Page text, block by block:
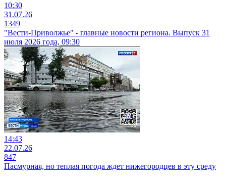
10:30
31.07.26
1349
"Вести-Приволжье" - главные новости региона. Выпуск 31
июля 2026 года, 09:30
14:43
22.07.26
847
Пасмурная, но теплая погода ждет нижегородцев в эту среду